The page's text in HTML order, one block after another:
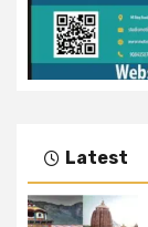
Latest